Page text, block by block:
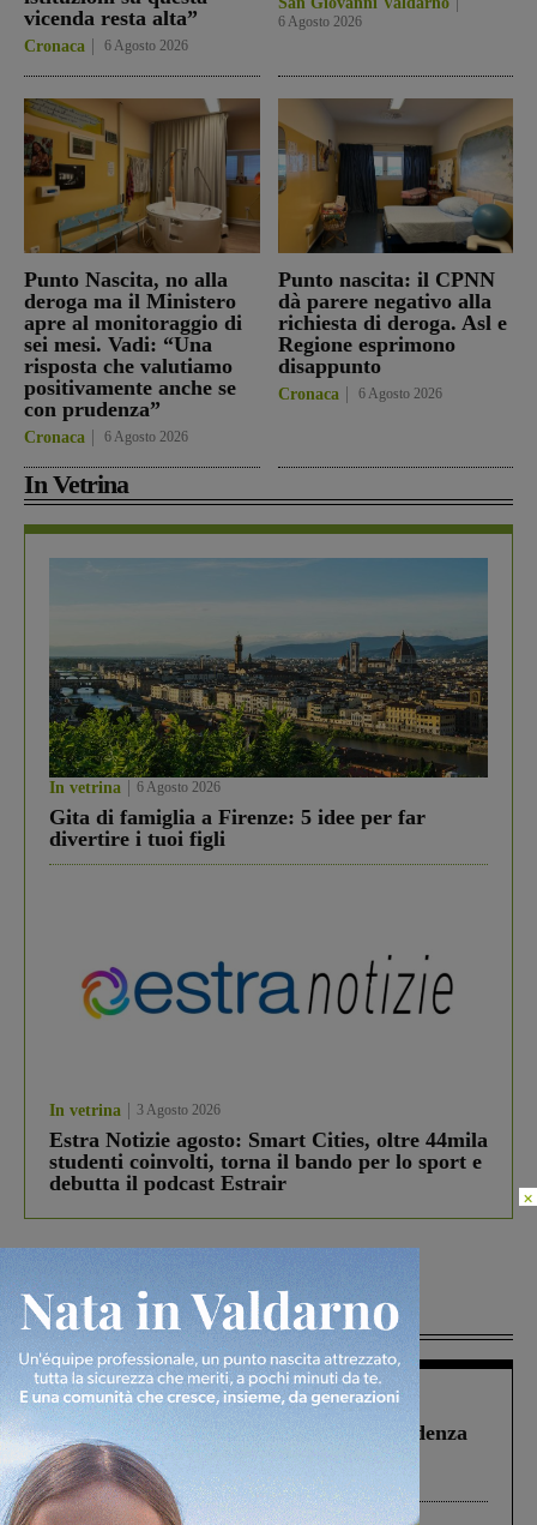
vicenda resta alta”
Cronaca 6 Agosto 2026
6 Agosto 2026
Punto Nascita, no alla
deroga ma il Ministero
apre al monitoraggio di
sei mesi. Vadi: “Una
risposta che valutiamo
positivamente anche se
con prudenza”
Cronaca 6 Agosto 2026
Punto nascita: il CPNN
dà parere negativo alla
richiesta di deroga. Asl e
Regione esprimono
disappunto
Cronaca 6 Agosto 2026
In Vetrina
In vetrina 6 Agosto 2026
Gita di famiglia a Firenze: 5 idee per far
divertire i tuoi figli
In vetrina 3 Agosto 2026
Estra Notizie agosto: Smart Cities, oltre 44mila
studenti coinvolti, torna il bando per lo sport e
debutta il podcast Estrair
Più lette
Figline Incisa Valdarno 1 Agosto 2026
Piscina di Figline finanziata oltre la scadenza
Pnrr, il gruppo di Fratelli d’Italia: “Un
ringraziamento al Governo”
×